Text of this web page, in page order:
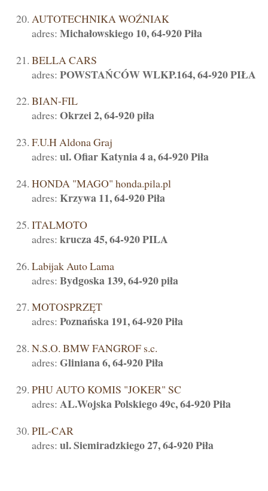
AUTOTECHNIKA WOŹNIAK
adres: Michałowskiego 10, 64-920 Piła
BELLA CARS
adres: POWSTAŃCÓW WLKP.164, 64-920 PIŁA
BIAN-FIL
adres: Okrzei 2, 64-920 piła
F.U.H Aldona Graj
adres: ul. Ofiar Katynia 4 a, 64-920 Piła
HONDA "MAGO" honda.pila.pl
adres: Krzywa 11, 64-920 Piła
ITALMOTO
adres: krucza 45, 64-920 PILA
Labijak Auto Lama
adres: Bydgoska 139, 64-920 piła
MOTOSPRZĘT
adres: Poznańska 191, 64-920 Piła
N.S.O. BMW FANGROF s.c.
adres: Gliniana 6, 64-920 Piła
PHU AUTO KOMIS "JOKER" SC
adres: AL.Wojska Polskiego 49c, 64-920 Piła
PIL-CAR
adres: ul. Siemiradzkiego 27, 64-920 Piła